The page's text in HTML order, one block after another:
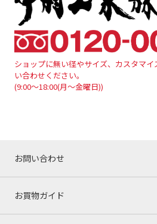
ショップに無い径やサイズ、カスタマ
い合わせください。
(9:00～18:00(月～金曜日))
お問い合わせ
お買物ガイド